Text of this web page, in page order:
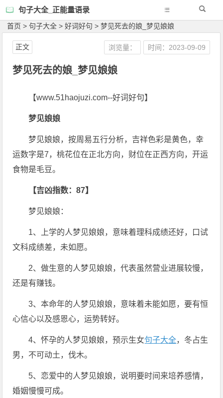
句子大全_正能量语录
首页 >句子大全 >好词好句 >梦见死去的娘_梦见娘娘
梦见死去的娘_梦见娘娘
浏览量： 时间：2023-09-09
正文
【www.51haojuzi.com--好词好句】
梦见娘娘
梦见娘娘，按周易五行分析，吉祥色彩是黄色，幸
运数字是7，桃花位在正北方向，财位在正西方向，开运
食物是毛豆。
【吉凶指数：87】
梦见娘娘：
1、上学的人梦见娘娘，意味着理科成绩还好，口试
文科成绩差，未如愿。
2、做生意的人梦见娘娘，代表虽然营业进展较慢，
还是有赚钱。
3、本命年的人梦见娘娘，意味着未能如愿，要有恒
心信心以及感恩心，运势转好。
4、怀孕的人梦见娘娘，预示生女句子大全，冬占生
男，不可动土，伐木。
5、恋爱中的人梦见娘娘，说明要时间来培养感情，
婚姻慢慢可成。